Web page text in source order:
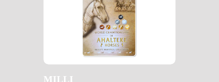
MILLI